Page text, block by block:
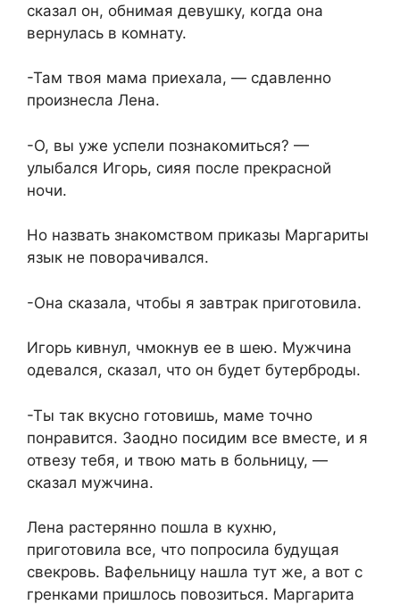
сказал он, обнимая девушку, когда она
вернулась в комнату.
-Там твоя мама приехала, — сдавленно
произнесла Лена.
-О, вы уже успели познакомиться? —
улыбался Игорь, сияя после прекрасной
ночи.
Но назвать знакомством приказы Маргариты
язык не поворачивался.
-Она сказала, чтобы я завтрак приготовила.
Игорь кивнул, чмокнув ее в шею. Мужчина
одевался, сказал, что он будет бутерброды.
-Ты так вкусно готовишь, маме точно
понравится. Заодно посидим все вместе, и я
отвезу тебя, и твою мать в больницу, —
сказал мужчина.
Лена растерянно пошла в кухню,
приготовила все, что попросила будущая
свекровь. Вафельницу нашла тут же, а вот с
гренками пришлось повозиться. Маргарита